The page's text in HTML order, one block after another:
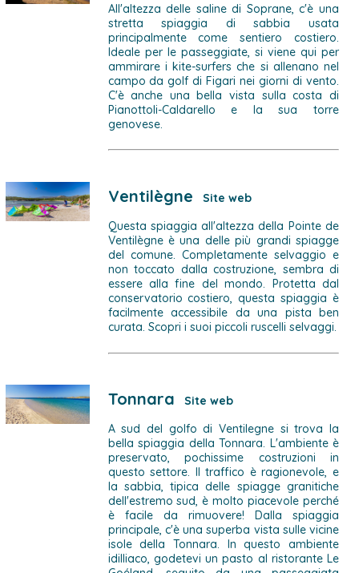
All'altezza delle saline di Soprane, c'è una
stretta spiaggia di sabbia usata
principalmente come sentiero costiero.
Ideale per le passeggiate, si viene qui per
ammirare i kite-surfers che si allenano nel
campo da golf di Figari nei giorni di vento.
C'è anche una bella vista sulla costa di
Pianottoli-Caldarello e la sua torre
genovese.
Ventilègne
Site web
Questa spiaggia all'altezza della Pointe de
Ventilègne è una delle più grandi spiagge
del comune. Completamente selvaggio e
non toccato dalla costruzione, sembra di
essere alla fine del mondo. Protetta dal
conservatorio costiero, questa spiaggia è
facilmente accessibile da una pista ben
curata. Scopri i suoi piccoli ruscelli selvaggi.
Tonnara
Site web
A sud del golfo di Ventilegne si trova la
bella spiaggia della Tonnara. L'ambiente è
preservato, pochissime costruzioni in
questo settore. Il traffico è ragionevole, e
la sabbia, tipica delle spiagge granitiche
dell'estremo sud, è molto piacevole perché
è facile da rimuovere! Dalla spiaggia
principale, c'è una superba vista sulle vicine
isole della Tonnara. In questo ambiente
idilliaco, godetevi un pasto al ristorante Le